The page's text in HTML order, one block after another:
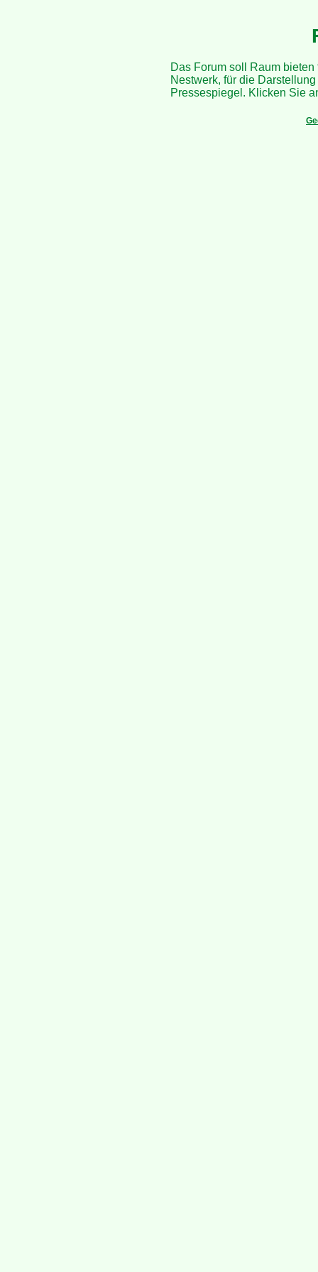
Das Forum soll Raum
Nestwerk, für die
Pressespiegel. Klicken Sie